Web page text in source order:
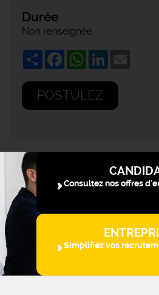
Durée
Non renseignée
ShareFacebookWhatsApp
LinkedIn
POSTULEZ
Consultez nos offres
Simplifiez vos